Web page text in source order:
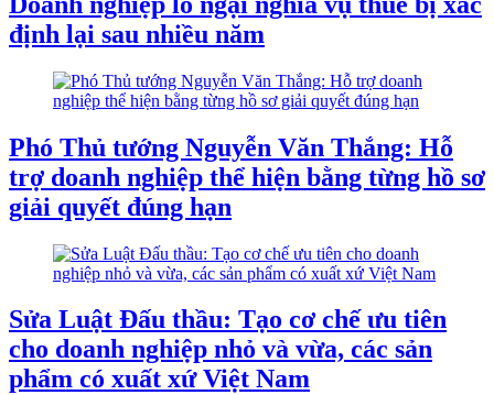
định lại sau nhiều năm
Phó Thủ tướng Nguyễn Văn Thắng: Hỗ
trợ doanh nghiệp thể hiện bằng từng hồ sơ
giải quyết đúng hạn
Sửa Luật Đấu thầu: Tạo cơ chế ưu tiên
cho doanh nghiệp nhỏ và vừa, các sản
phẩm có xuất xứ Việt Nam